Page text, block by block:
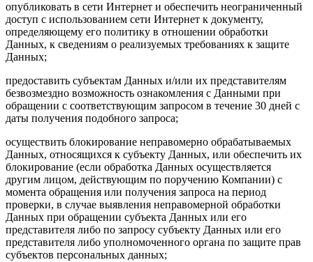
опубликовать в сети Интернет и обеспечить неограниченный
доступ с использованием сети Интернет к документу,
определяющему его политику в отношении обработки
Данных, к сведениям о реализуемых требованиях к защите
Данных;
предоставить субъектам Данных и/или их представителям
безвозмездно возможность ознакомления с Данными при
обращении с соответствующим запросом в течение 30 дней с
даты получения подобного запроса;
осуществить блокирование неправомерно обрабатываемых
Данных, относящихся к субъекту Данных, или обеспечить их
блокирование (если обработка Данных осуществляется
другим лицом, действующим по поручению Компании) с
момента обращения или получения запроса на период
проверки, в случае выявления неправомерной обработки
Данных при обращении субъекта Данных или его
представителя либо по запросу субъекту Данных или его
представителя либо уполномоченного органа по защите прав
субъектов персональных данных;